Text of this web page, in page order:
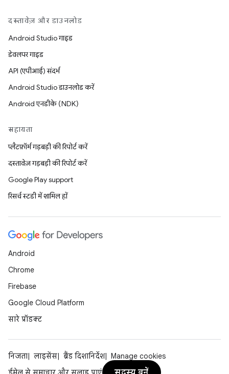
दस्तावेज़ और डाउनलोड
Android Studio गाइड
डेवलपर गाइड
API (एपीआई) संदर्भ
Android Studio डाउनलोड करें
Android एनडीके (NDK)
सहायता
प्लैटफ़ॉर्म गड़बड़ी की रिपोर्ट करें
दस्तावेज़ गड़बड़ी की रिपोर्ट करें
Google Play support
रिसर्च स्टडी में शामिल हों
Android
Chrome
Firebase
Google Cloud Platform
सारे प्रॉडक्ट
निजता लाइसेंस ब्रैंड दिशानिर्देश
Manage cookies